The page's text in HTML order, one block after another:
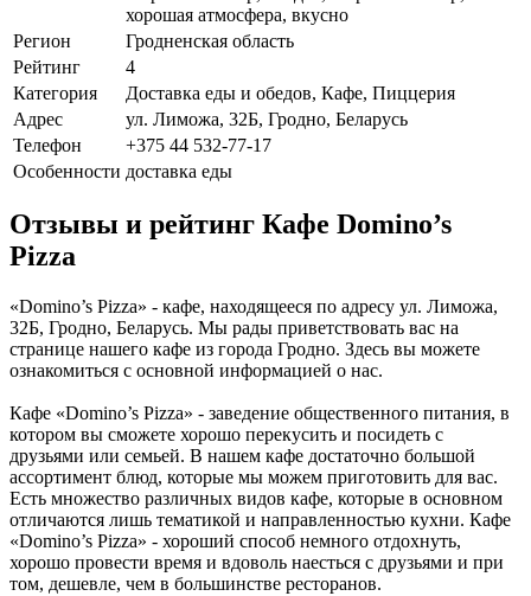
хорошая атмосфера, вкусно
Регион
Гродненская область
Рейтинг
4
Категория
Доставка еды и обедов, Кафе, Пиццерия
Адрес
ул. Лиможа, 32Б, Гродно, Беларусь
Телефон
+375 44 532-77-17
Особенности доставка еды
Отзывы и рейтинг Кафе Domino’s
Pizza
«Domino’s Pizza» - кафе, находящееся по адресу ул. Лиможа,
32Б, Гродно, Беларусь. Мы рады приветствовать вас на
странице нашего кафе из города Гродно. Здесь вы можете
ознакомиться с основной информацией о нас.
Кафе «Domino’s Pizza» - заведение общественного питания, в
котором вы сможете хорошо перекусить и посидеть с
друзьями или семьей. В нашем кафе достаточно большой
ассортимент блюд, которые мы можем приготовить для вас.
Есть множество различных видов кафе, которые в основном
отличаются лишь тематикой и направленностью кухни. Кафе
«Domino’s Pizza» - хороший способ немного отдохнуть,
хорошо провести время и вдоволь наесться с друзьями и при
том, дешевле, чем в большинстве ресторанов.